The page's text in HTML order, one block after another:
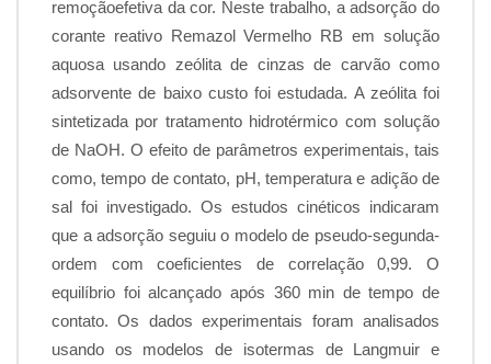
remoçãoefetiva da cor. Neste trabalho, a adsorção do
corante reativo Remazol Vermelho RB em solução
aquosa usando zeólita de cinzas de carvão como
adsorvente de baixo custo foi estudada. A zeólita foi
sintetizada por tratamento hidrotérmico com solução
de NaOH. O efeito de parâmetros experimentais, tais
como, tempo de contato, pH, temperatura e adição de
sal foi investigado. Os estudos cinéticos indicaram
que a adsorção seguiu o modelo de pseudo-segunda-
ordem com coeficientes de correlação 0,99. O
equilíbrio foi alcançado após 360 min de tempo de
contato. Os dados experimentais foram analisados
usando os modelos de isotermas de Langmuir e